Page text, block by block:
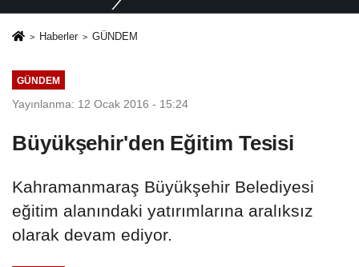
Haberler GÜNDEM
GÜNDEM
Yayınlanma: 12 Ocak 2016 - 15:24
Büyükşehir'den Eğitim Tesisi
Kahramanmaraş Büyükşehir Belediyesi
eğitim alanındaki yatırımlarına aralıksız
olarak devam ediyor.